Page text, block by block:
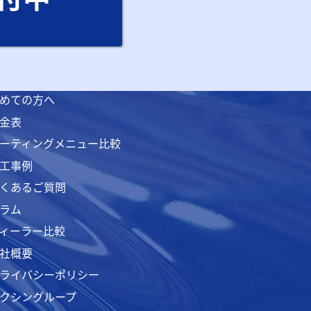
ての方へ
表
ティングメニュー比較
事例
あるご質問
ム
ーラー比較
概要
イバシーポリシー
シングループ